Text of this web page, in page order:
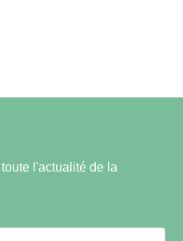
l'actualité de la